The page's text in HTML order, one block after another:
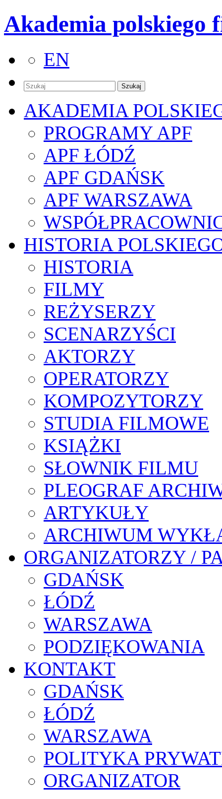
Akademia polskiego
EN
AKADEMIA
PROGRAMY APF
APF ŁÓDŹ
APF GDAŃSK
APF WARSZAWA
HISTORIA
HISTORIA
FILMY
REŻYSERZY
SCENARZYŚCI
AKTORZY
OPERATORZY
KOMPOZYTORZY
STUDIA FILMOWE
KSIĄŻKI
SŁOWNIK FILMU
PLEOGRAF
ARTYKUŁY
ARCHIWUM
ORGANIZATORZY /
GDAŃSK
ŁÓDŹ
WARSZAWA
PODZIĘKOWANIA
KONTAKT
GDAŃSK
ŁÓDŹ
WARSZAWA
POLITYKA
ORGANIZATOR